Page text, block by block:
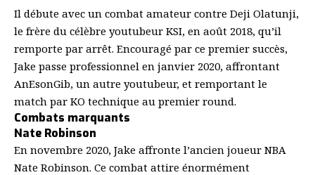
Il débute avec un combat amateur contre Deji Olatunji,
le frère du célèbre youtubeur KSI, en août 2018, qu’il
remporte par arrêt. Encouragé par ce premier succès,
Jake passe professionnel en janvier 2020, affrontant
AnEsonGib, un autre youtubeur, et remportant le
match par KO technique au premier round.
Combats marquants
Nate Robinson
En novembre 2020, Jake affronte l’ancien joueur NBA
Nate Robinson. Ce combat attire énormément